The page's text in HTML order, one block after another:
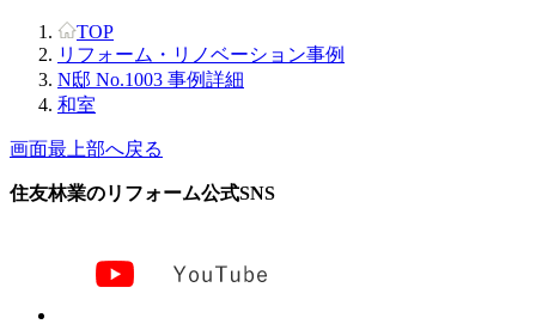
TOP
リフォーム・リノベーション事例
N邸 No.1003 事例詳細
和室
画面最上部へ戻る
住友林業のリフォーム公式SNS